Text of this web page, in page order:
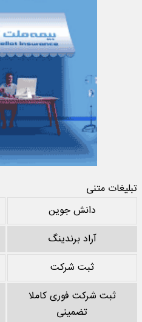
تبلیغات متنی
دانش جوین
آراد برندینگ
ثبت شرکت
ثبت شرکت فوری کاملا
تضمینی